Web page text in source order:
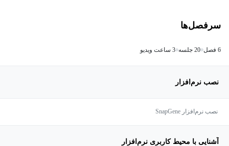
سرفصل‌ها
6 فصل 20 جلسه 3 ساعت ویدیو
نصب نرم‌افزار
نصب نرم‌افزار SnapGene
آشنایی با محیط کاربری نرم‌افزار